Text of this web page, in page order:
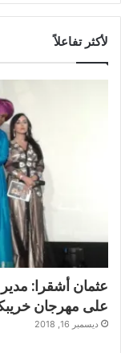
لأكثر تفاعلاً
عثمان أشقرا:
على مهرجان
ديسمبر 16, 2018